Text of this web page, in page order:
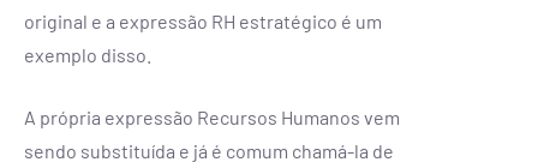
original e a expressão RH estratégico é um
exemplo disso.
A própria expressão Recursos Humanos vem
sendo substituída e já é comum chamá-la de